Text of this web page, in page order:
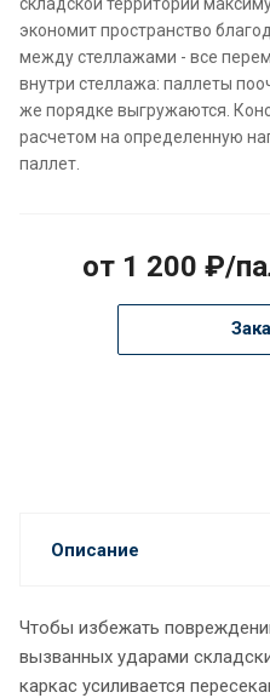
экономит пространство
между стеллажами - все
внутри стеллажа: паллеты
же порядке выгружаются.
расчетом на определенную
паллет.
от 1 200 ₽/
Описание
Чтобы избежать
вызванных ударами
каркас усиливается